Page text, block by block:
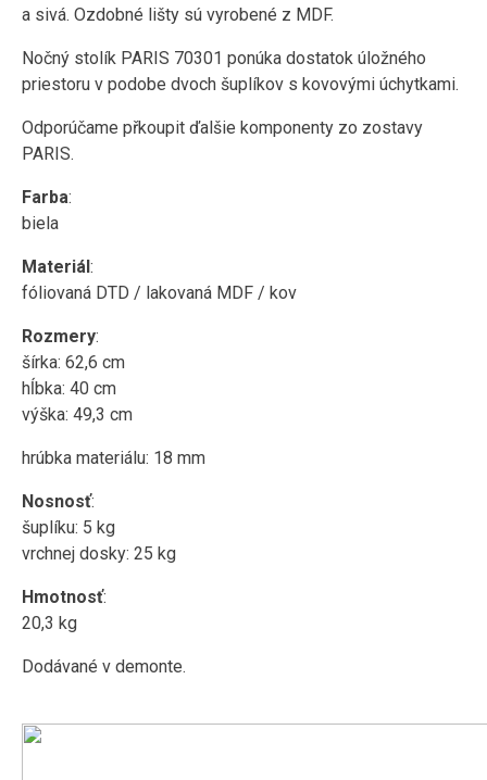
a sivá. Ozdobné lišty sú vyrobené z MDF.
Nočný stolík PARIS 70301 ponúka dostatok úložného
priestoru v podobe dvoch šuplíkov s kovovými úchytkami.
Odporúčame přkoupit ďalšie komponenty zo zostavy
PARIS.
Farba:
biela
Materiál:
fóliovaná DTD / lakovaná MDF / kov
Rozmery:
šírka: 62,6 cm
hĺbka: 40 cm
výška: 49,3 cm
hrúbka materiálu: 18 mm
Nosnosť:
šuplíku: 5 kg
vrchnej dosky: 25 kg
Hmotnosť:
20,3 kg
Dodávané v demonte.